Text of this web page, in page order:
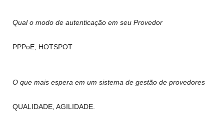
Qual o modo de autenticação em seu Provedor
PPPoE, HOTSPOT
O que mais espera em um sistema de gestão de provedores
QUALIDADE, AGILIDADE.